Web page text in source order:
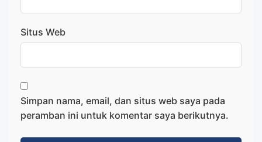
Situs Web
Simpan nama, email, dan situs web saya pada
peramban ini untuk komentar saya berikutnya.